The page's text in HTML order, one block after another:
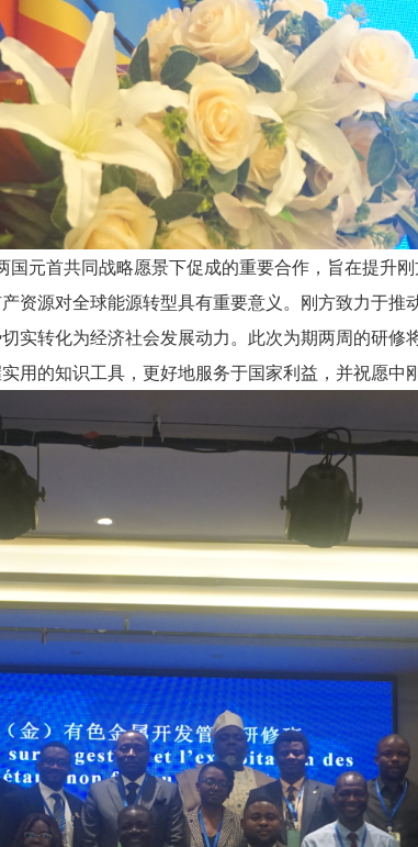
元首共同战略愿景下促成的重要合作，旨在提升
源对全球能源转型具有重要意义。刚方致力于推
转化为经济社会发展动力。此次为期两周的研修
的知识工具，更好地服务于国家利益，并祝愿中